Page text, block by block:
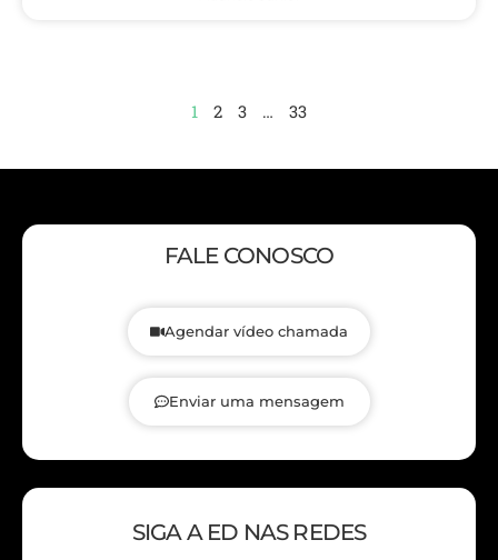
1 2 3 … 33
FALE CONOSCO
Agendar vídeo chamada
Enviar uma mensagem
SIGA A ED NAS REDES